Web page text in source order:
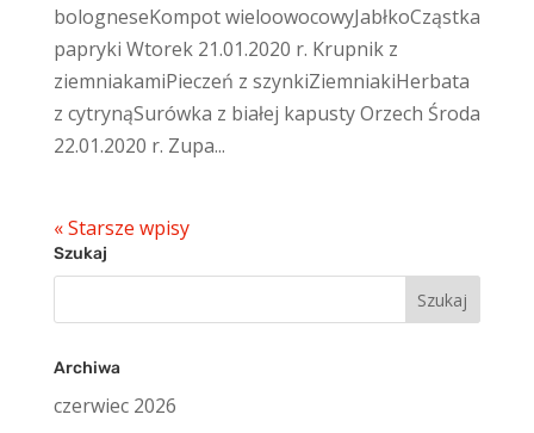
bologneseKompot wieloowocowyJabłkoCząstka
papryki Wtorek 21.01.2020 r. Krupnik z
ziemniakamiPieczeń z szynkiZiemniakiHerbata
z cytrynąSurówka z białej kapusty Orzech Środa
22.01.2020 r. Zupa...
« Starsze wpisy
Szukaj
Archiwa
czerwiec 2026